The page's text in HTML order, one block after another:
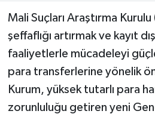
Mali Suçları Araştırma
şeffaflığı artırmak ve kayıt
faaliyetlerle mücadeleyi
para transferlerine yönelik
Kurum, yüksek tutarlı para
zorunluluğu getiren yeni